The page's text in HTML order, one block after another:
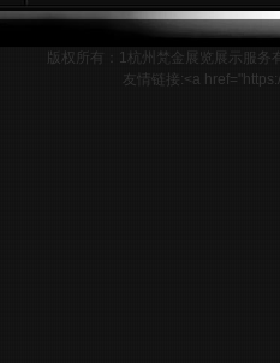
版权所有：1杭州梵金展览展示服务
友情链接:<a